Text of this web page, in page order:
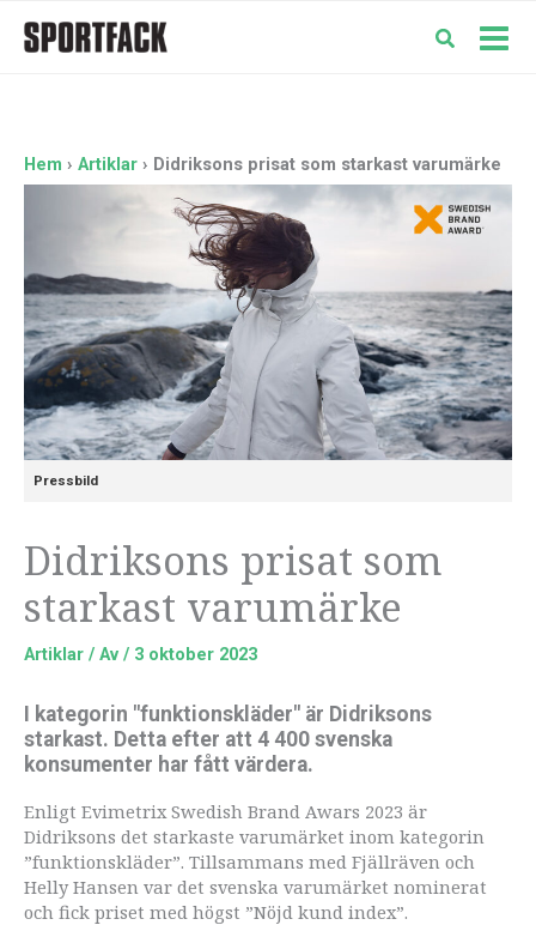
Hem Artiklar Didriksons prisat som starkast varumärke
Pressbild
Didriksons prisat som
starkast varumärke
Artiklar / Av / 3 oktober 2023
I kategorin "funktionskläder" är Didriksons
starkast. Detta efter att 4 400 svenska
konsumenter har fått värdera.
Enligt Evimetrix Swedish Brand Awars 2023 är
Didriksons det starkaste varumärket inom kategorin
”funktionskläder”. Tillsammans med Fjällräven och
Helly Hansen var det svenska varumärket nominerat
och fick priset med högst ”Nöjd kund index”.